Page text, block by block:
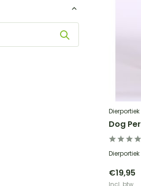
Dierportiek
Dog
€19,95